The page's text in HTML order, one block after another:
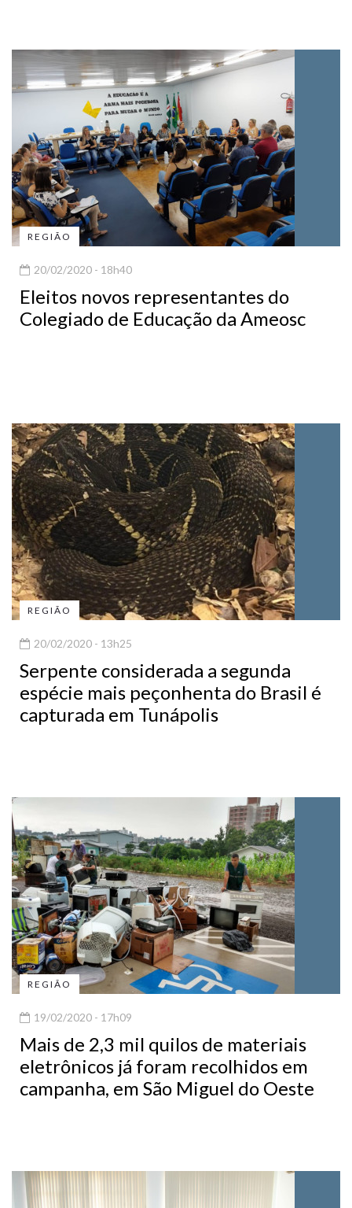
REGIÃO
20/02/2020 - 18h40
Eleitos novos representantes do
Colegiado de Educação da Ameosc
REGIÃO
20/02/2020 - 13h25
Serpente considerada a segunda
espécie mais peçonhenta do Brasil é
capturada em Tunápolis
REGIÃO
19/02/2020 - 17h09
Mais de 2,3 mil quilos de materiais
eletrônicos já foram recolhidos em
campanha, em São Miguel do Oeste